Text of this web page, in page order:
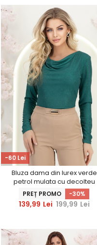
-60 Lei
Bluza dama din lurex verde
petrol mulata cu decolteu
cazut - StarShinerS
PREȚ PROMO -30%
139,99 Lei 199,99 Lei